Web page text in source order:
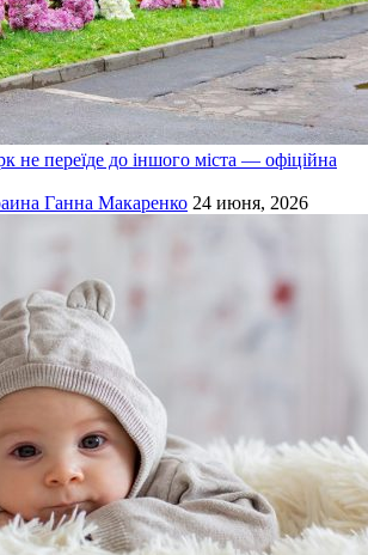
не переїде до іншого міста — офіційна
Ганна Макаренко 24 июня, 2026